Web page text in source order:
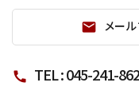
mail メー
call TEL : 045-241-